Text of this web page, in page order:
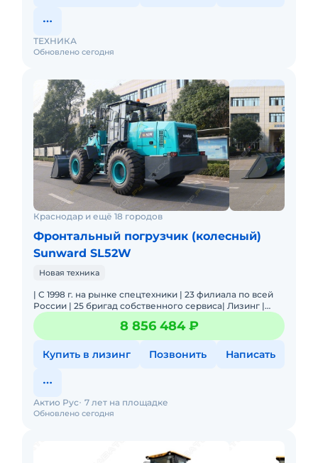
Обновлено сегодня
ТЕХНИКА
Краснодар и ещё 18 городов
Фронтальный погрузчик (колесный)
Sunward SL52W
Новая техника
| C 1998 г. на рынке спецтехники | 23 филиала по всей
России | 25 бригад собственного сервиса| Лизинг |
Оригинальные запчасти | Цена/Качество | Акции и
скидки |
8 856 484 ₽
Купить в лизинг Позвонить Написать
Обновлено сегодня
Актио Рус 7 лет на площадке